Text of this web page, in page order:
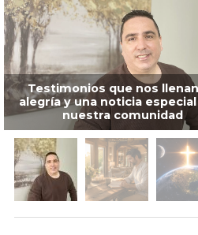
Testimonios que nos
alegría y una noticia especial
nuestra comunidad